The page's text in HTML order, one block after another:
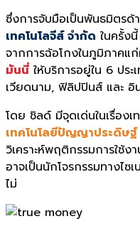
ซึ่งการจับมือเป็นพันธมิตรด้
เทคโนโลจีส์ จำกัด ในครั้ง
จากการฉ้อโกงในภูมิภาคแก่
มันนี่ ให้บริการอยู่ใน 6 ปร
เวียดนาม, ฟิลิปปินส์ และ อิ
โดย ชิลด์ มีจุดเด่นในเรื่องเ
เทคโนโลยีปัญญาประดิษฐ์
วิเคราะห์พฤติกรรมการใช้
อาจเป็นนักโจรกรรมทางไซ
ไม่